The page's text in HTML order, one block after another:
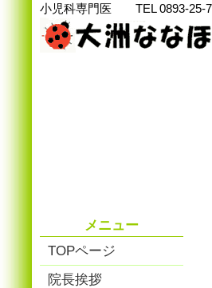
小児科専門医 TEL 0893-25-
メニュー
TOPページ
院長挨拶